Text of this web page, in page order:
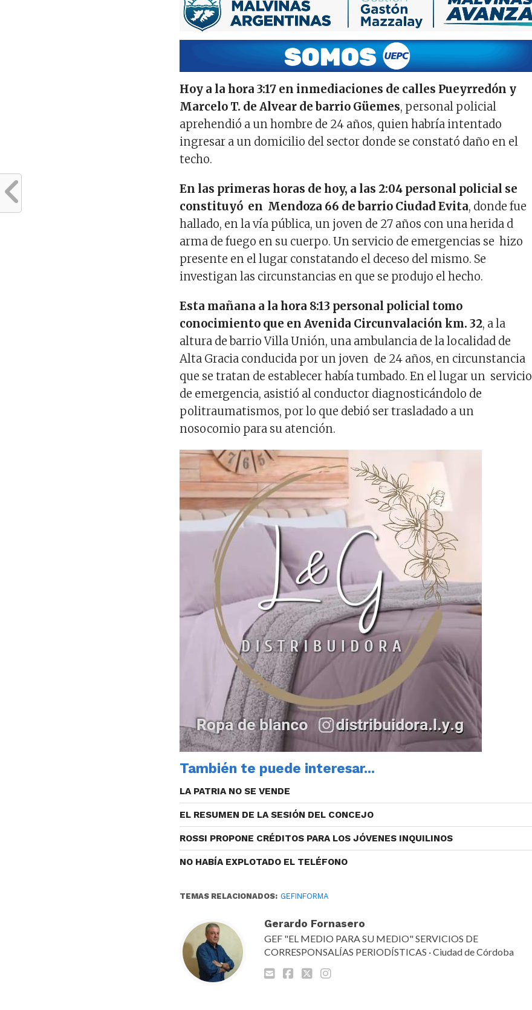
Hoy a la hora 3:17 en inmediaciones de calles Pueyrredón y
Marcelo T. de Alvear de barrio Güemes, personal policial
aprehendió a un hombre de 24 años, quien habría intentado
ingresar a un domicilio del sector donde se constató daño en el
techo.
En las primeras horas de hoy, a las 2:04 personal policial se
constituyó en Mendoza 66 de barrio Ciudad Evita, donde fue
hallado, en la vía pública, un joven de 27 años con una herida d
arma de fuego en su cuerpo. Un servicio de emergencias se hizo
presente en el lugar constatando el deceso del mismo. Se
investigan las circunstancias en que se produjo el hecho.
Esta mañana a la hora 8:13 personal policial tomo
conocimiento que en Avenida Circunvalación km. 32, a la
altura de barrio Villa Unión, una ambulancia de la localidad de
Alta Gracia conducida por un joven de 24 años, en circunstancia
que se tratan de establecer había tumbado. En el lugar un servicio
de emergencia, asistió al conductor diagnosticándolo de
politraumatismos, por lo que debió ser trasladado a un
nosocomio para su atención.
También te puede interesar...
LA PATRIA NO SE VENDE
EL RESUMEN DE LA SESIÓN DEL CONCEJO
ROSSI PROPONE CRÉDITOS PARA LOS JÓVENES INQUILINOS
NO HABÍA EXPLOTADO EL TELÉFONO
TEMAS RELACIONADOS: GEFINFORMA
Gerardo Fornasero
GEF "EL MEDIO PARA SU MEDIO" SERVICIOS DE
CORRESPONSALÍAS PERIODÍSTICAS · Ciudad de Córdoba